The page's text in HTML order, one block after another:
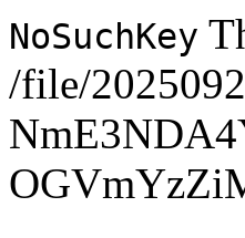
NoSuchKey
/file/